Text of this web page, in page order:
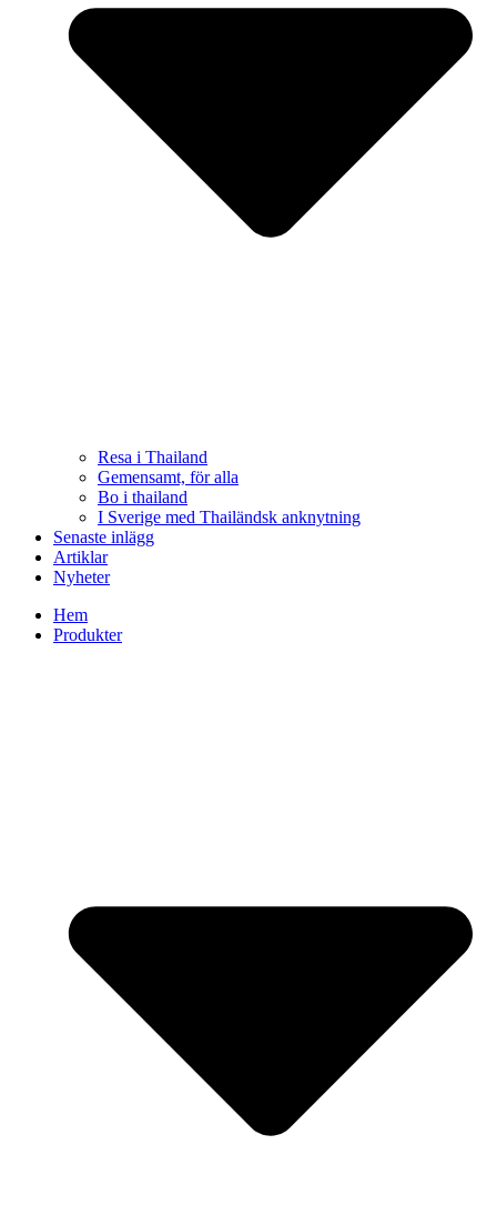
Resa i Thailand
Gemensamt, för alla
Bo i thailand
I Sverige med Thailändsk anknytning
Senaste inlägg
Artiklar
Nyheter
Hem
Produkter